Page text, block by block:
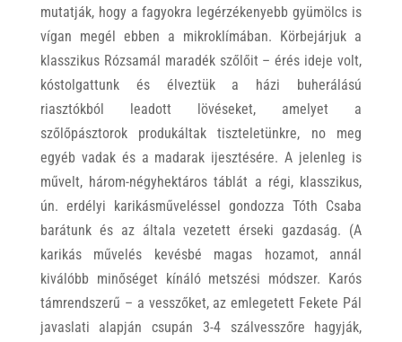
mutatják, hogy a fagyokra legérzékenyebb gyümölcs is
vígan megél ebben a mikroklímában. Körbejárjuk a
klasszikus Rózsamál maradék szőlőit – érés ideje volt,
kóstolgattunk és élveztük a házi buherálású
riasztókból leadott lövéseket, amelyet a
szőlőpásztorok produkáltak tiszteletünkre, no meg
egyéb vadak és a madarak ijesztésére. A jelenleg is
művelt, három-négyhektáros táblát a régi, klasszikus,
ún. erdélyi karikásműveléssel gondozza Tóth Csaba
barátunk és az általa vezetett érseki gazdaság. (A
karikás művelés kevésbé magas hozamot, annál
kiválóbb minőséget kínáló metszési módszer. Karós
támrendszerű – a vesszőket, az emlegetett Fekete Pál
javaslati alapján csupán 3-4 szálvesszőre hagyják,